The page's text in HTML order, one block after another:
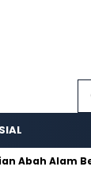
Berperna